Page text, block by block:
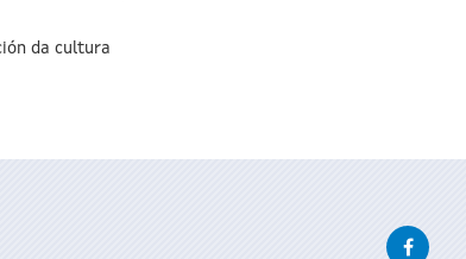
da cultura